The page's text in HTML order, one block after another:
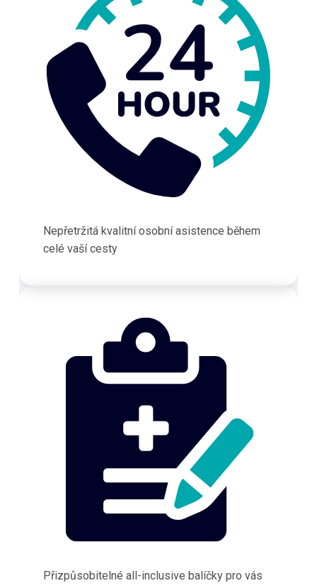
Nepřetržitá kvalitní osobní asistence během
celé vaší cesty
Přizpůsobitelné all-inclusive balíčky pro vás